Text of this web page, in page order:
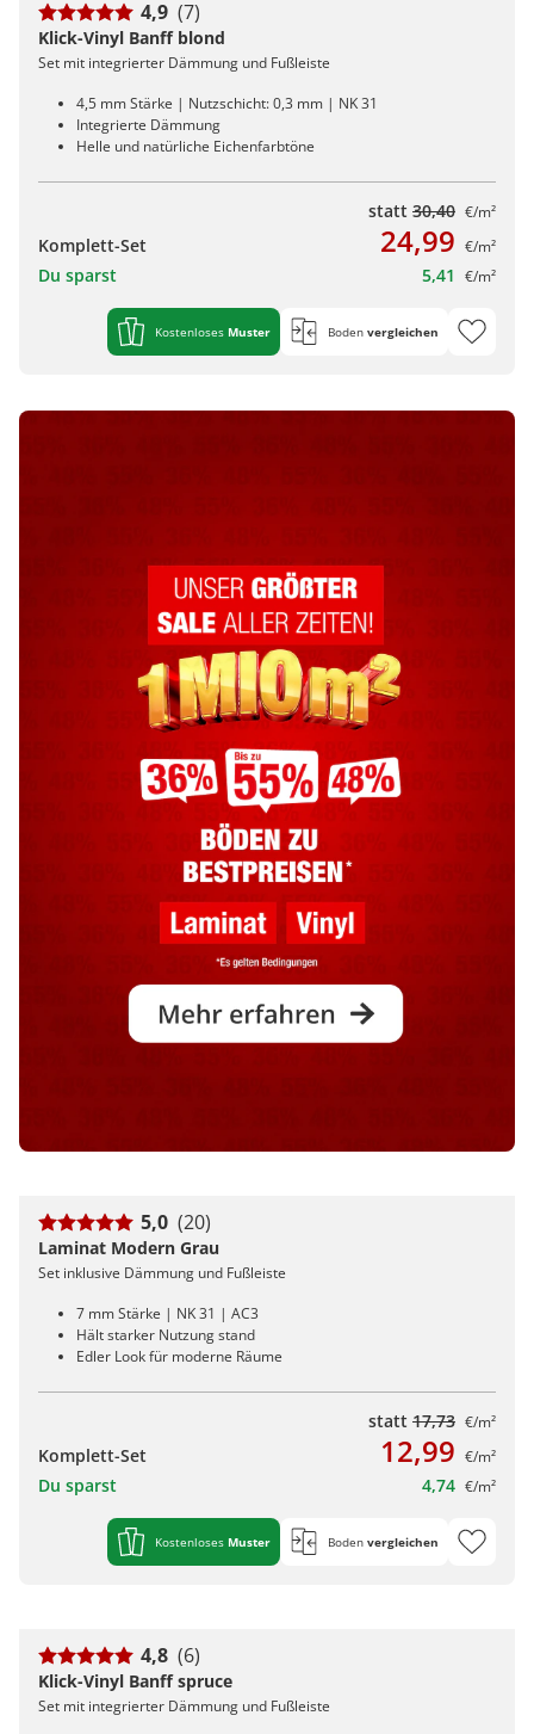
4,9 (7)
Klick-Vinyl Banff blond
Set mit integrierter Dämmung und Fußleiste
4,5 mm Stärke | Nutzschicht: 0,3 mm | NK 31
Integrierte Dämmung
Helle und natürliche Eichenfarbtöne
statt 30,40 €/m²
Komplett-Set 24,99 €/m²
Du sparst 5,41 €/m²
Kostenloses Muster Boden vergleichen
5,0 (20)
Laminat Modern Grau
Set inklusive Dämmung und Fußleiste
7 mm Stärke | NK 31 | AC3
Hält starker Nutzung stand
Edler Look für moderne Räume
statt 17,73 €/m²
Komplett-Set 12,99 €/m²
Du sparst 4,74 €/m²
Kostenloses Muster Boden vergleichen
4,8 (6)
Klick-Vinyl Banff spruce
Set mit integrierter Dämmung und Fußleiste